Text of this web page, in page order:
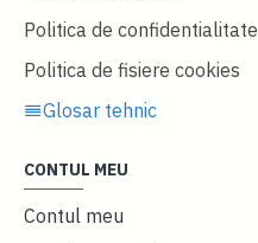
Politica de confidentialitate
Politica de fisiere cookies
Glosar tehnic
CONTUL MEU
Contul meu